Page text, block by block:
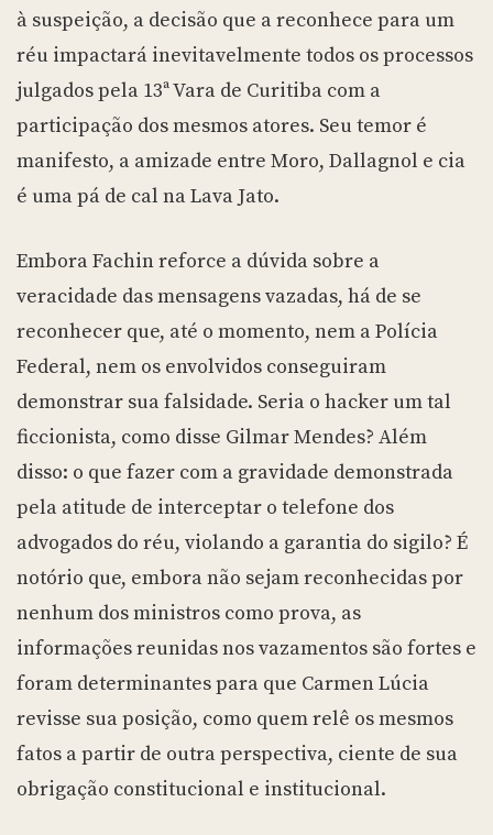
à suspeição, a decisão que a reconhece para um
réu impactará inevitavelmente todos os processos
julgados pela 13ª Vara de Curitiba com a
participação dos mesmos atores. Seu temor é
manifesto, a amizade entre Moro, Dallagnol e cia
é uma pá de cal na Lava Jato.
Embora Fachin reforce a dúvida sobre a
veracidade das mensagens vazadas, há de se
reconhecer que, até o momento, nem a Polícia
Federal, nem os envolvidos conseguiram
demonstrar sua falsidade. Seria o hacker um tal
ficcionista, como disse Gilmar Mendes? Além
disso: o que fazer com a gravidade demonstrada
pela atitude de interceptar o telefone dos
advogados do réu, violando a garantia do sigilo? É
notório que, embora não sejam reconhecidas por
nenhum dos ministros como prova, as
informações reunidas nos vazamentos são fortes e
foram determinantes para que Carmen Lúcia
revisse sua posição, como quem relê os mesmos
fatos a partir de outra perspectiva, ciente de sua
obrigação constitucional e institucional.